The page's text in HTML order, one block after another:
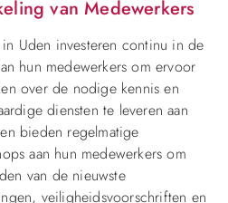
van Medewerkers
Uden investeren continu in de
hun medewerkers om ervoor
over de nodige kennis en
diensten te leveren aan
bieden regelmatige
aan hun medewerkers om
van de nieuwste
veiligheidsvoorschriften en